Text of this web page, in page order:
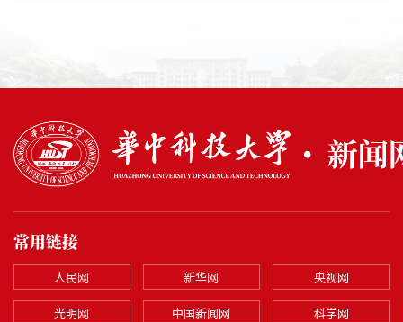
常用链接
人民网 新华网 央视网
光明网 中国新闻网 科学网